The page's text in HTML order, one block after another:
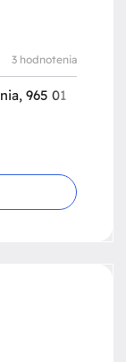
3 hodnotenia
965 01